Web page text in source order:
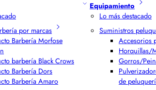
por marcas
Barbería Morfose
barbería Black Crows
Barbería Dors
Barbería Amaro
Equipamiento
Lo más destacado
Suministros
Accesorios
Horquillas/
Gorros/
de